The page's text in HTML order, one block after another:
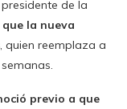
de la
la nueva
, quien reemplaza a
previo a que